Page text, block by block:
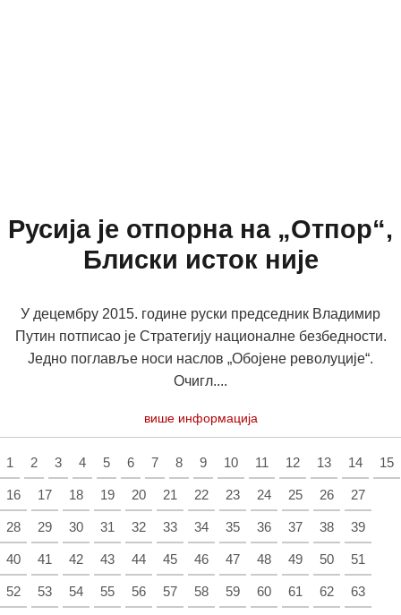
Русија је отпорна на „Отпор“,
Блиски исток није
У децембру 2015. године руски председник Владимир
Путин потписао је Стратегију националне безбедности.
Једно поглавље носи наслов „Обојене револуције“.
Очигл....
више информација
1 2 3 4 5 6 7 8 9 10 11 12 13 14 15
16 17 18 19 20 21 22 23 24 25 26 27
28 29 30 31 32 33 34 35 36 37 38 39
40 41 42 43 44 45 46 47 48 49 50 51
52 53 54 55 56 57 58 59 60 61 62 63